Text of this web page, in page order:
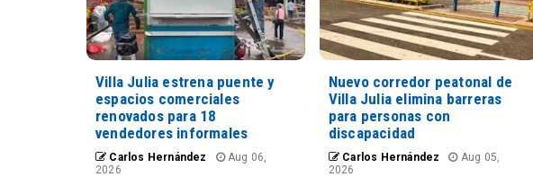
Villa Julia estrena puente y
espacios comerciales
renovados para 18
vendedores informales
Carlos Hernández
Aug 06,
2026
Nuevo corredor peatonal de
Villa Julia elimina barreras
para personas con
discapacidad
Carlos Hernández
Aug 05,
2026